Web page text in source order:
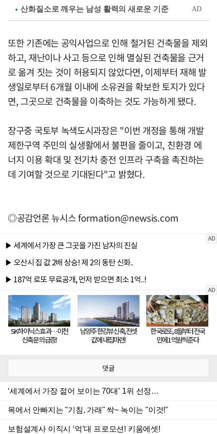
또한 기존에는 공익사업으로 인해 철거된 건축물을 제외
하고, 재난이나 사고 등으로 인해 멸실된 건축물을 근거
로 옮겨 짓는 것이 허용되지 않았다면, 이제부터 재해 발
생일로부터 6개월 이내에 소유권을 확보한 토지가 있다
면, 그곳으로 건축물을 이축하는 것도 가능하게 됐다.
장구중 국토부 녹색도시과장은 "이번 개정을 통해 개발
제한구역 주민의 실생활에서 불편을 줄이고, 친환경 에
너지 이용 확대 및 전기차 충전 인프라 구축을 촉진하는
데 기여할 것으로 기대된다"고 밝혔다.
◎공감언론 뉴시스formation@newsis.com
댓글